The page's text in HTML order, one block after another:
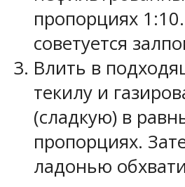
пропорциях
советуется
Влить в
текилу и
(сладкую) в
пропорциях.
ладонью